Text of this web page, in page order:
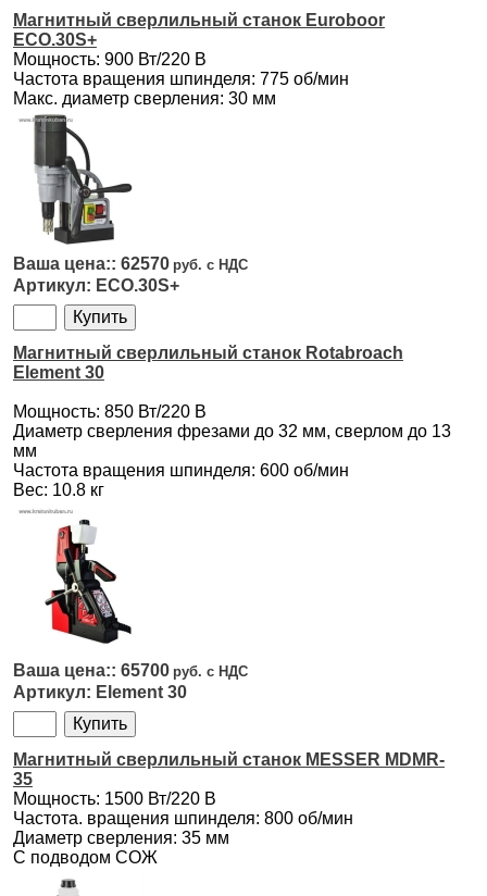
Магнитный сверлильный станок Euroboor
ECO.30S+
Мощность: 900 Вт/220 В
Частота вращения шпинделя: 775 об/мин
Макс. диаметр сверления: 30 мм
62570
ECO.30S+
Магнитный сверлильный станок Rotabroach
Element 30
Мощность: 850 Вт/220 В
Диаметр сверления фрезами до 32 мм, сверлом до 13
мм
Частота вращения шпинделя: 600 об/мин
Вес: 10.8 кг
65700
Element 30
Магнитный сверлильный станок MESSER MDMR-
35
Мощность: 1500 Вт/220 В
Частота. вращения шпинделя: 800 об/мин
Диаметр сверления: 35 мм
С подводом СОЖ